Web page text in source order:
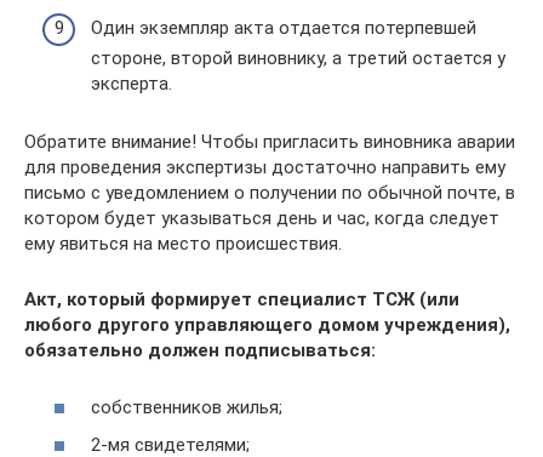
Один экземпляр акта отдается потерпевшей
стороне, второй виновнику, а третий остается у
эксперта.
Обратите внимание! Чтобы пригласить виновника аварии
для проведения экспертизы достаточно направить ему
письмо с уведомлением о получении по обычной почте, в
котором будет указываться день и час, когда следует
ему явиться на место происшествия.
Акт, который формирует специалист ТСЖ (или
любого другого управляющего домом учреждения),
обязательно должен подписываться:
собственников жилья;
2-мя свидетелями;